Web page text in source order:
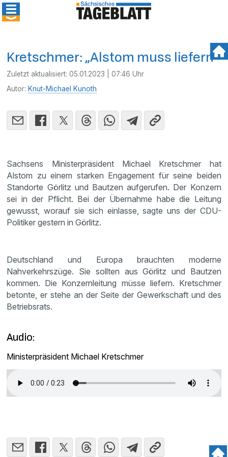
Kretschmer: „Alstom muss liefern“
Zuletzt aktualisiert:05.01.2023 | 07:46 Uhr
Autor: Knut-Michael Kunoth
Sachsens Ministerpräsident Michael Kretschmer hat
Alstom zu einem starken Engagement für seine beiden
Standorte Görlitz und Bautzen aufgerufen. Der Konzern
sei in der Pflicht. Bei der Übernahme habe die Leitung
gewusst, worauf sie sich einlasse, sagte uns der CDU-
Politiker gestern in Görlitz.
Deutschland und Europa brauchten moderne
Nahverkehrszüge. Sie sollten aus Görlitz und Bautzen
kommen. Die Konzernleitung müsse liefern. Kretschmer
betonte, er stehe an der Seite der Gewerkschaft und des
Betriebsrats.
Audio:
Ministerpräsident Michael Kretschmer